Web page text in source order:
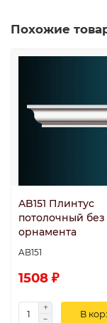
Похожие
AB151 Плинтус
потолочный без
орнамента
AB151
1508 ₽
В